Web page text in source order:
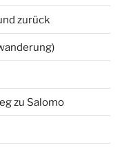
zurück
zu Salomo